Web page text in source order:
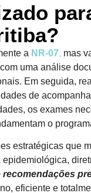
a NR-07, mas
uma análise
Em seguida,
de
os exames
o
estratégicas que
eficiente e